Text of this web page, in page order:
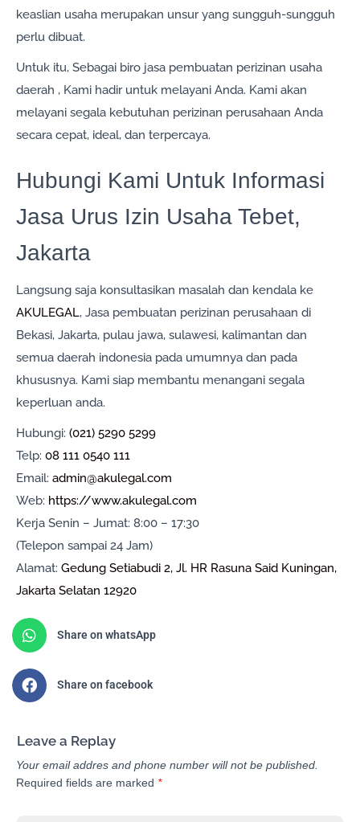
keaslian usaha merupakan unsur yang sungguh-sungguh
perlu dibuat.
Untuk itu, Sebagai biro jasa pembuatan perizinan usaha
daerah , Kami hadir untuk melayani Anda. Kami akan
melayani segala kebutuhan perizinan perusahaan Anda
secara cepat, ideal, dan terpercaya.
Hubungi Kami Untuk Informasi
Jasa Urus Izin Usaha Tebet,
Jakarta
Langsung saja konsultasikan masalah dan kendala ke
AKULEGAL, Jasa pembuatan perizinan perusahaan di
Bekasi, Jakarta, pulau jawa, sulawesi, kalimantan dan
semua daerah indonesia pada umumnya dan pada
khususnya. Kami siap membantu menangani segala
keperluan anda.
Hubungi: (021) 5290 5299
Telp: 08 111 0540 111
Email: admin@akulegal.com
Web: https://www.akulegal.com
Kerja Senin – Jumat: 8:00 – 17:30
(Telepon sampai 24 Jam)
Alamat: Gedung Setiabudi 2, Jl. HR Rasuna Said Kuningan,
Jakarta Selatan 12920
Share on whatsApp
Share on facebook
Leave a Replay
Your email addres and phone number will not be published.
Required fields are marked *